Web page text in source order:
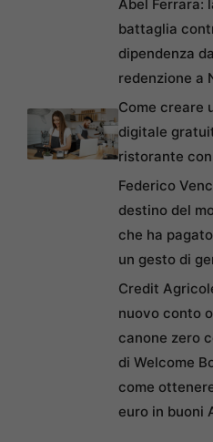
Abel Ferrara:
battaglia
dipendenza
redenzione a
Come creare
digitale
ristorante
Federico
destino del
che ha
un gesto di
Credit
nuovo conto
canone zero
di Welcome
come
euro in buoni